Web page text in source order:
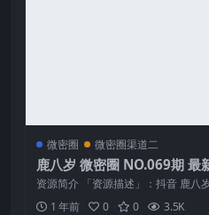
微密圈 微密圈渠道二
鹿八岁 微密圈 NO.069期 最
5.6
资源简介 「资源描述」：抖音 鹿八
69期 【10P】最新至：...
1 年前 0 0 3.5K